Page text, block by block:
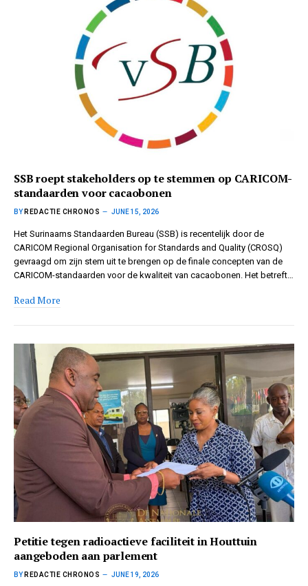
SSB roept stakeholders op te stemmen op CARICOM-
standaarden voor cacaobonen
BY REDACTIE CHRONOS JUNE 15, 2026
Het Surinaams Standaarden Bureau (SSB) is recentelijk door de
CARICOM Regional Organisation for Standards and Quality (CROSQ)
gevraagd om zijn stem uit te brengen op de finale concepten van de
CARICOM-standaarden voor de kwaliteit van cacaobonen. Het betreft…
Read More
Petitie tegen radioactieve faciliteit in Houttuin
aangeboden aan parlement
BY REDACTIE CHRONOS JUNE 19, 2026